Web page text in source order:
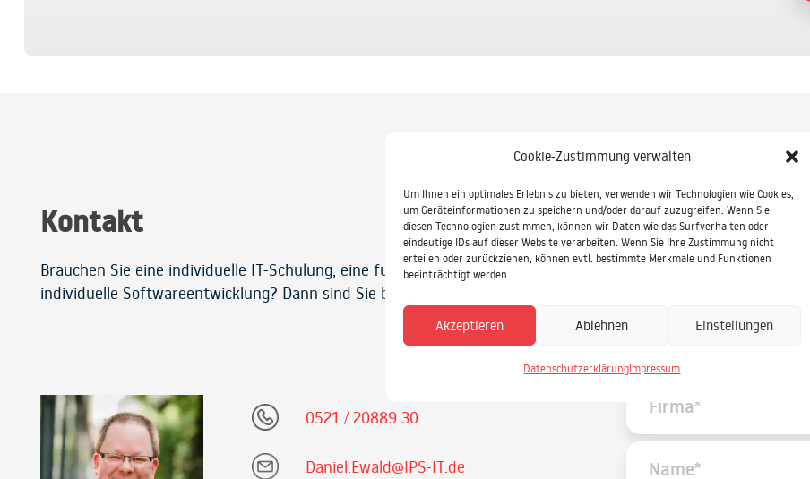
Cookie-Zustimmung verwalten
Um Ihnen ein optimales Erlebnis zu bieten, verwenden wir Technologien wie Cookies,
um Geräteinformationen zu speichern und/oder darauf zuzugreifen. Wenn Sie
diesen Technologien zustimmen, können wir Daten wie das Surfverhalten oder
eindeutige IDs auf dieser Website verarbeiten. Wenn Sie Ihre Zustimmung nicht
erteilen oder zurückziehen, können evtl. bestimmte Merkmale und Funktionen
beeinträchtigt werden.
Akzeptieren Ablehnen Einstellungen
DatenschutzerklärungImpressum
Kontakt
Brauchen Sie eine individuelle IT-Schulung, eine fundierte Beratung oder eine
individuelle Softwareentwicklung? Dann sind Sie bei uns genau richtig!
0521 / 20889 30
Daniel.Ewald@IPS-IT.de